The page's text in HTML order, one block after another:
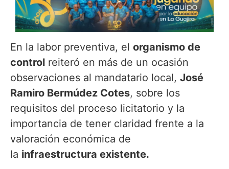
En la labor preventiva, el organismo de
control reiteró en más de un ocasión
observaciones al mandatario local, José
Ramiro Bermúdez Cotes, sobre los
requisitos del proceso licitatorio y la
importancia de tener claridad frente a la
valoración económica de
la infraestructura existente.